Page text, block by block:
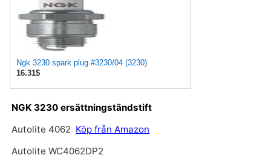
Ngk 3230 spark plug #3230/04 (3230)
16.31$
NGK 3230 ersättningständstift
Autolite 4062 Köp från Amazon
Autolite WC4062DP2